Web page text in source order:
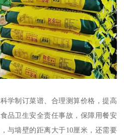
学制订菜谱、合理测算价格，提高
品卫生安全责任事故，保障用餐安
与墙壁的距离大于10厘米，还需要